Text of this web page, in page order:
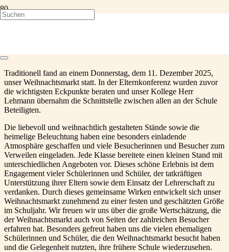
Traditionell fand an einem Donnerstag, dem 11. Dezember 2025,
unser Weihnachtsmarkt statt. In der Elternkonferenz wurden zuvor
die wichtigsten Eckpunkte beraten und unser Kollege Herr
Lehmann übernahm die Schnittstelle zwischen allen an der Schule
Beteiligten.
Die liebevoll und weihnachtlich gestalteten Stände sowie die
heimelige Beleuchtung haben eine besonders einladende
Atmosphäre geschaffen und viele Besucherinnen und Besucher zum
Verweilen eingeladen. Jede Klasse bereitete einen kleinen Stand mit
unterschiedlichen Angeboten vor. Dieses schöne Erlebnis ist dem
Engagement vieler Schülerinnen und Schüler, der tatkräftigen
Unterstützung ihrer Eltern sowie dem Einsatz der Lehrerschaft zu
verdanken. Durch dieses gemeinsame Wirken entwickelt sich unser
Weihnachtsmarkt zunehmend zu einer festen und geschätzten Größe
im Schuljahr. Wir freuen wir uns über die große Wertschätzung, die
der Weihnachtsmarkt auch von Seiten der zahlreichen Besucher
erfahren hat. Besonders gefreut haben uns die vielen ehemaligen
Schülerinnen und Schüler, die den Weihnachtsmarkt besucht haben
und die Gelegenheit nutzten, ihre frühere Schule wiederzusehen.